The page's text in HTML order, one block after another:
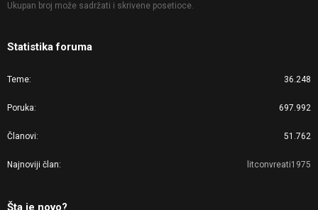
Ukupan broj može sadržati i skrivene posetioce.
Statistika foruma
Teme 36.248
Poruka 697.992
Članovi 51.762
Najnoviji član litconvreati1975
Šta je novo?